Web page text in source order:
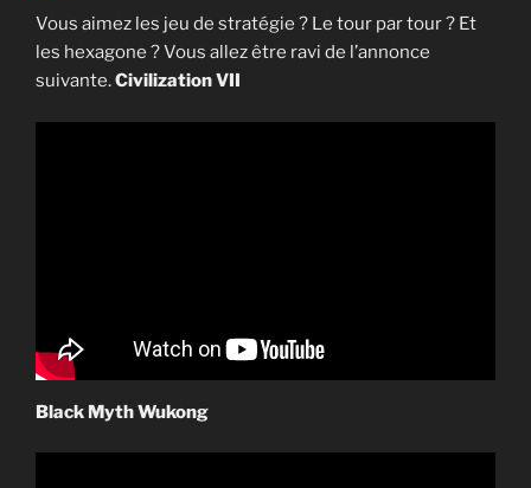
Vous aimez les jeu de stratégie ? Le tour par tour ? Et
les hexagone ? Vous allez être ravi de l’annonce
suivante.Civilization VII
Black Myth Wukong